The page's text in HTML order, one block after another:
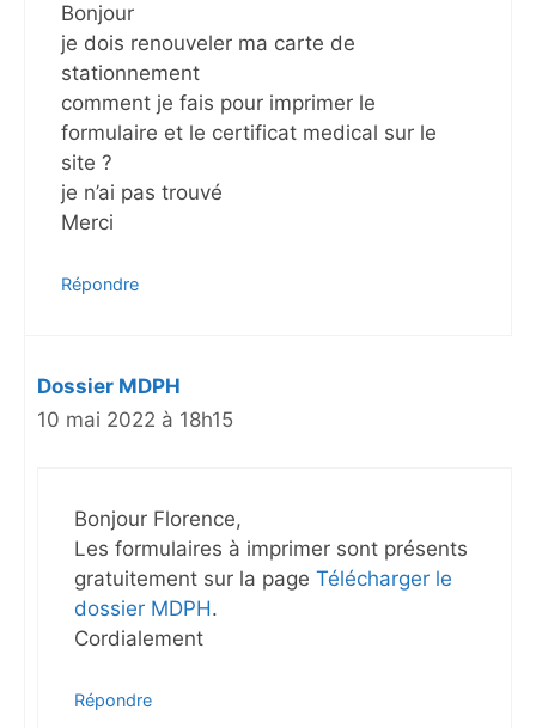
Bonjour
je dois renouveler ma carte de
stationnement
comment je fais pour imprimer le
formulaire et le certificat medical sur le
site ?
je n’ai pas trouvé
Merci
Répondre
Dossier MDPH
10 mai 2022 à 18h15
Bonjour Florence,
Les formulaires à imprimer sont présents
gratuitement sur la page Télécharger le
dossier MDPH.
Cordialement
Répondre